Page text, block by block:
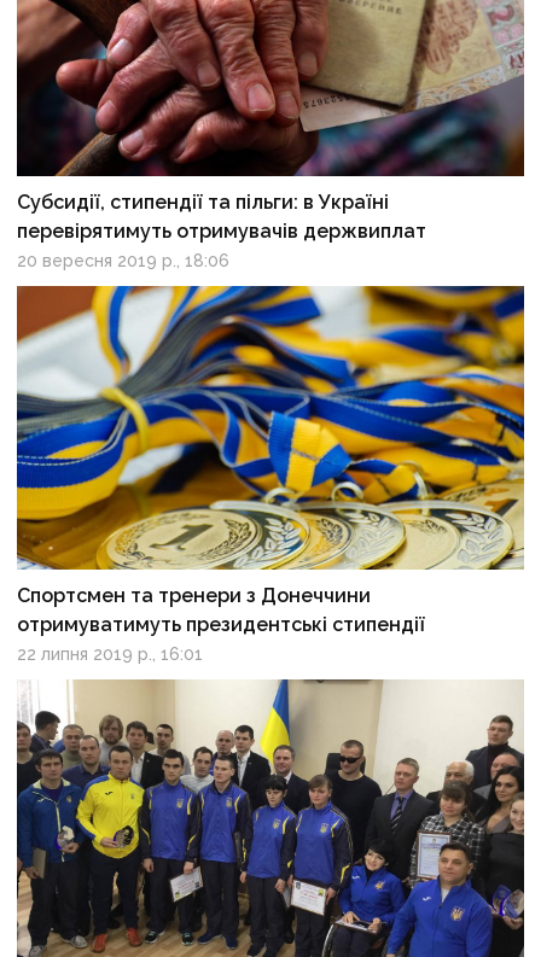
Субсидії, стипендії та пільги: в Україні
перевірятимуть отримувачів держвиплат
20 вересня 2019 р., 18:06
Спортсмен та тренери з Донеччини
отримуватимуть президентські стипендії
22 липня 2019 р., 16:01